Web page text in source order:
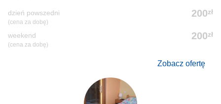
200zł
dzień powszedni
(cena za dobę)
200zł
weekend
(cena za dobę)
Zobacz ofertę